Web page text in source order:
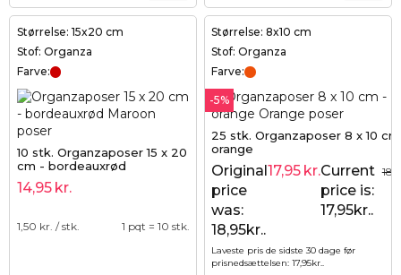
Størrelse: 15x20 cm
Stof: Organza
Farve:
10 stk. Organzaposer 15 x 20
cm - bordeauxrød
14,95 kr.
1,50 kr. / stk. 1 pqt = 10 stk.
Størrelse: 8x10 cm
Stof: Organza
Farve:
-5%
25 stk. Organzaposer 8 x 10
orange
Original
price
was:
18,95kr..
17,95 kr.Current
price is:
17,95kr..
Laveste pris de sidste 30 dage før
prisnedsættelsen:17,95kr..